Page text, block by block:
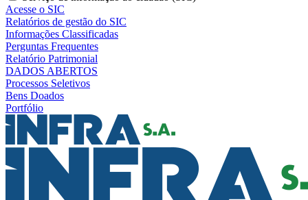
Acesse o SIC
Relatórios de gestão do SIC
Informações Classificadas
Perguntas Frequentes
Relatório Patrimonial
DADOS ABERTOS
Processos Seletivos
Bens Doados
Portfólio